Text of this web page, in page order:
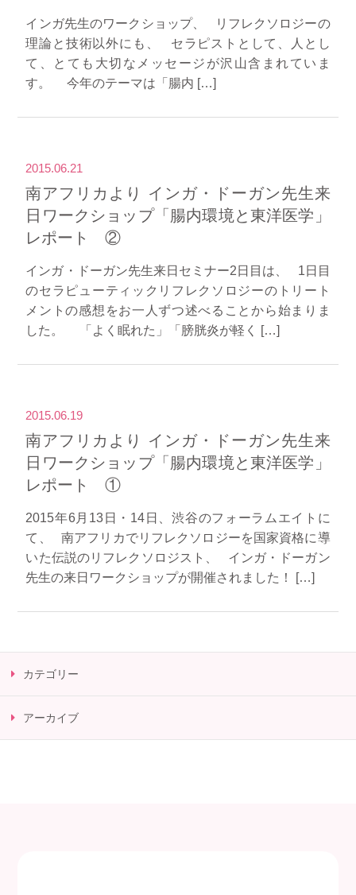
インガ先生のワークショップ、 リフレクソロジーの
理論と技術以外にも、 セラピストとして、人とし
て、とても大切なメッセージが沢山含まれていま
す。 今年のテーマは「腸内 […]
2015.06.21
南アフリカより インガ・ドーガン先生来
日ワークショップ「腸内環境と東洋医学」
レポート ②
インガ・ドーガン先生来日セミナー2日目は、 1日目
のセラピューティックリフレクソロジーのトリート
メントの感想をお一人ずつ述べることから始まりま
した。 「よく眠れた」「膀胱炎が軽く […]
2015.06.19
南アフリカより インガ・ドーガン先生来
日ワークショップ「腸内環境と東洋医学」
レポート ①
2015年6月13日・14日、渋谷のフォーラムエイトに
て、 南アフリカでリフレクソロジーを国家資格に導
いた伝説のリフレクソロジスト、 インガ・ドーガン
先生の来日ワークショップが開催されました！ […]
カテゴリー
アーカイブ